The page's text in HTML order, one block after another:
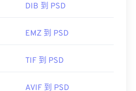
DIB 到 PSD
EMZ 到 PSD
TIF 到 PSD
AVIF 到 PSD